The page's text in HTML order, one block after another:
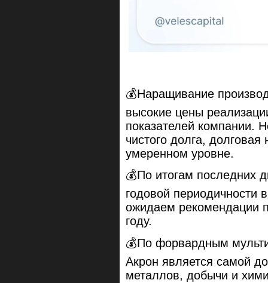
💰Наращивание
высокие цены
показателей компании.
чистого долга, долговая
умеренном уровне.
💰По итогам последних
годовой периодичности
ожидаем рекомендации
году.
💰По форвардным
Акрон является самой
металлов, добычи и